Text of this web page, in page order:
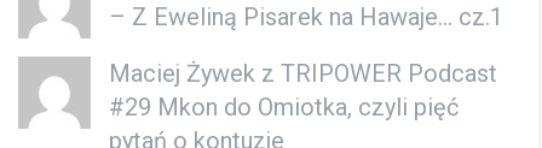
– Z Eweliną Pisarek na Hawaje… cz.1
Maciej Żywek z TRIPOWER Podcast
#29 Mkon do Omiotka, czyli pięć
pytań o kontuzje